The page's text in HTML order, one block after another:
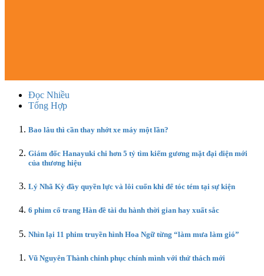
Đọc Nhiều
Tổng Hợp
Bao lâu thì cần thay nhớt xe máy một lần?
Giám đốc Hanayuki chi hơn 5 tỷ tìm kiếm gương mặt đại diện mới
của thương hiệu
Lý Nhã Kỳ đầy quyền lực và lôi cuốn khi để tóc tém tại sự kiện
6 phim cổ trang Hàn đề tài du hành thời gian hay xuất sắc
Nhìn lại 11 phim truyền hình Hoa Ngữ từng “làm mưa làm gió”
Vũ Nguyên Thành chinh phục chính mình với thử thách mới